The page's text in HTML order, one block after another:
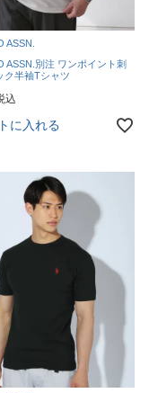
ASSN.
ASSN.別注 ワンポイント刺
ク半袖Tシャツ
込
に入れる